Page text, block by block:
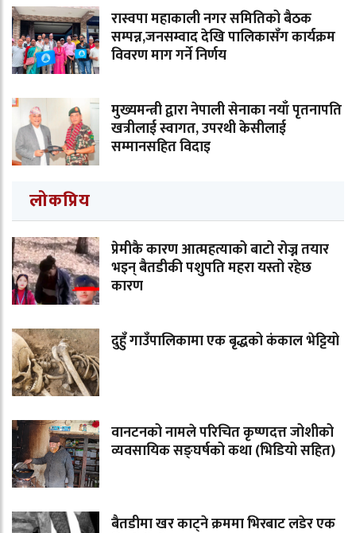
रास्वपा महाकाली नगर समितिको बैठक
सम्पन्न,जनसम्वाद देखि पालिकासँग कार्यक्रम
विवरण माग गर्ने निर्णय
मुख्यमन्त्री द्वारा नेपाली सेनाका नयाँ पृतनापति
खत्रीलाई स्वागत, उपरथी केसीलाई
सम्मानसहित विदाइ
लोकप्रिय
प्रेमीकै कारण आत्महत्याको बाटो रोज्न तयार
भइन् बैतडीकी पशुपति महरा यस्तो रहेछ
कारण
दुहुँ गाउँपालिकामा एक बृद्धको कंकाल भेट्टियो
वानटनको नामले परिचित कृष्णदत्त जोशीको
व्यवसायिक सङ्घर्षको कथा (भिडियो सहित)
बैतडीमा खर काट्ने क्रममा भिरबाट लडेर एक